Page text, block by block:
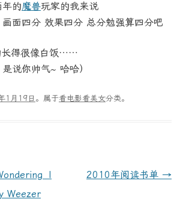
的魔兽玩家的我来说
面四分 效果四分 总分勉强算四分吧
长得很像白饭……
说你帅气~ 哈哈）
1月19日 。属于看电影看美女分类。
I
Weezer
2010年阅读书单 →